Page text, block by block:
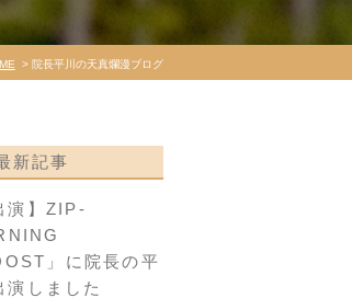
院長平川の天真爛漫ブログ
新記事
演】ZIP-
」に院長の平
演しました